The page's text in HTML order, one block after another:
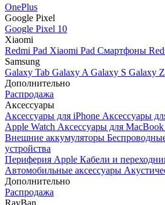
OnePlus
Google Pixel
Google Pixel 10
Xiaomi
Redmi Pad Xiaomi Pad Смартфоны
Samsung
Galaxy Tab Galaxy A Galaxy S Galaxy Z
Дополнительно
Распродажа
Аксессуары
Аксессуары для iPhone Аксессуары
Apple Watch Аксессуары для MacBook
Внешние аккумуляторы
устройства
Периферия Apple Кабели и
Автомобильные аксессуары
Дополнительно
Распродажа
RayBan